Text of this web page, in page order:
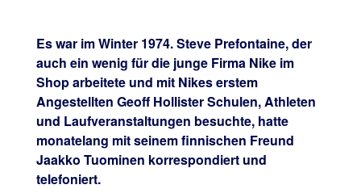
Es war im Winter 1974. Steve Prefontaine, der
auch ein wenig für die junge Firma Nike im
Shop arbeitete und mit Nikes erstem
Angestellten Geoff Hollister Schulen, Athleten
und Laufveranstaltungen besuchte, hatte
monatelang mit seinem finnischen Freund
Jaakko Tuominen korrespondiert und
telefoniert.